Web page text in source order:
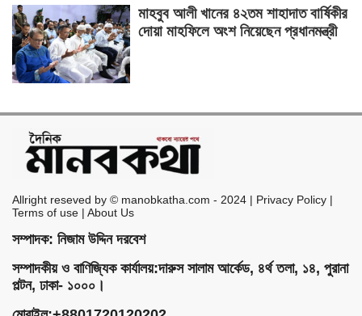
মাহবুব আলী খানের ৪২তম শাহাদাত বার্ষিকীর
দোয়া মাহফিলে অংশ নিয়েছেন প্রধানমন্ত্রী
Allright reseved by © manobkatha.com - 2024 | Privacy Policy |
Terms of use | About Us
সম্পাদক: নিজাম উদ্দিন দরবেশ
সম্পাদকীয় ও বাণিজ্যিক কার্যালয়:দারুস সালাম আর্কেড, ৪র্থ তলা, ১৪, পুরানা
পল্টন, ঢাকা- ১০০০।